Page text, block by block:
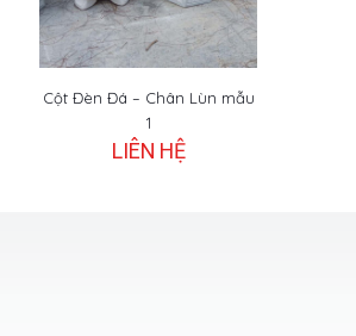
Cột Đèn Đá – Chân Lùn mẫu
1
LIÊN HỆ